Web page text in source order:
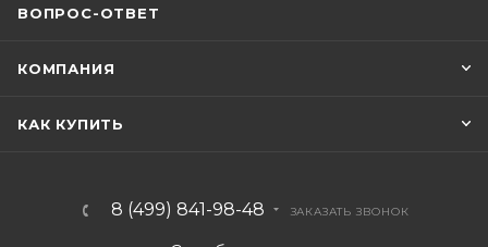
ВОПРОС-ОТВЕТ
КОМПАНИЯ
КАК КУПИТЬ
8 (499) 841-98-48 ЗАКАЗАТЬ ЗВОНОК